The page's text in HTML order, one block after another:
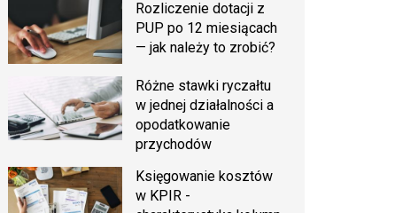
Rozliczenie dotacji z
PUP po 12 miesiącach
— jak należy to zrobić?
Różne stawki ryczałtu
w jednej działalności a
opodatkowanie
przychodów
Księgowanie kosztów
w KPIR -